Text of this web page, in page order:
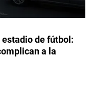
estadio de fútbol:
a la